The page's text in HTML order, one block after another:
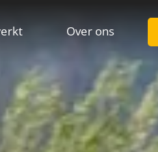
Over ons